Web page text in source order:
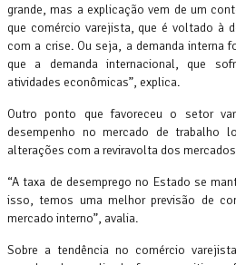
grande, mas a explicação vem de um
que comércio varejista, que é voltado à
com a crise. Ou seja, a demanda interna
que a demanda internacional, que
atividades econômicas”, explica.
Outro ponto que favoreceu o setor
desempenho no mercado de trabalho
alterações com a reviravolta dos
“A taxa de desemprego no Estado se
isso, temos uma melhor previsão de
mercado interno”, avalia.
Sobre a tendência no comércio